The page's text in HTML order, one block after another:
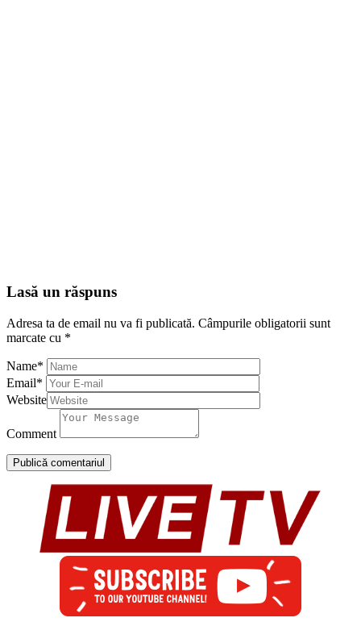
Lasă un răspuns
Adresa ta de email nu va fi publicată. Câmpurile obligatorii sunt
marcate cu *
Name*
Email*
Website
Comment